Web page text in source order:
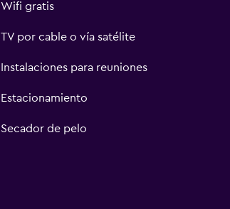
Wifi gratis
TV por cable o vía satélite
Instalaciones para reuniones
Estacionamiento
Secador de pelo